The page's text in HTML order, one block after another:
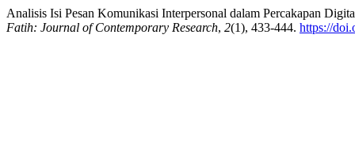
Analisis Isi Pesan Komunikasi Interpersonal dalam Percakapan
Fatih: Journal of Contemporary Research, 2(1), 433-444. https://